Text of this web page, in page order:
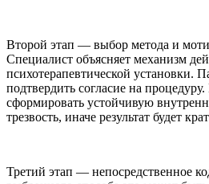
Второй этап — выбор метода и
Специалист объясняет механизм
психотерапевтической установки.
подтвердить согласие на
сформировать устойчивую
трезвость, иначе результат будет
Третий этап — непосредственное